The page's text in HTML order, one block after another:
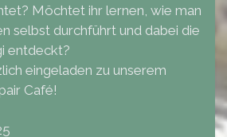
Möchtet ihr lernen, wie man
selbst durchführt und dabei die
entdeckt?
eingeladen zu unserem
Café!